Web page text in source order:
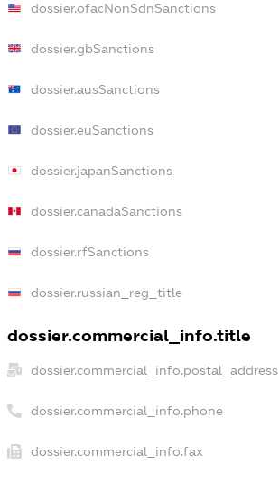
dossier.ofacNonSdnSanctions
dossier.gbSanctions
dossier.ausSanctions
dossier.euSanctions
dossier.japanSanctions
dossier.canadaSanctions
dossier.rfSanctions
dossier.russian_reg_title
dossier.commercial_info.title
dossier.commercial_info.postal_address
dossier.commercial_info.phone
dossier.commercial_info.fax